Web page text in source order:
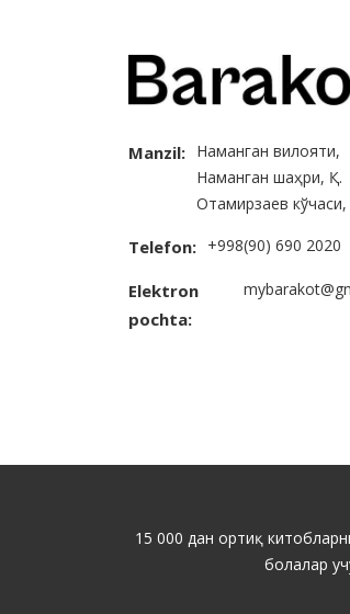
Manzil: Наманган вилояти,
Наманган шаҳри, Қ.
Отамирзаев кўчаси,
Telefon: +998(90) 690 2020
Elektron
pochta:
15 000 дан ортиқ
болалар